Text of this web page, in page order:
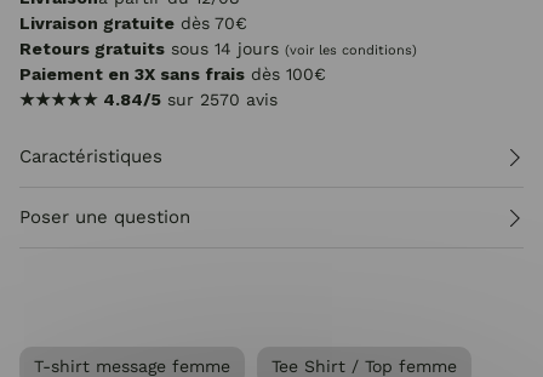
Livraison gratuite dès 70€
Retours gratuits sous 14 jours (voir les conditions)
Paiement en 3X sans frais dès 100€
★★★★★ 4.84/5 sur 2570 avis
Caractéristiques
Poser une question
T-shirt message femme Tee Shirt / Top femme